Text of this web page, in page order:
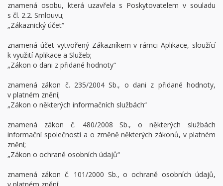
znamená osobu, která uzavřela s Poskytovatelem v souladu
s čl. 2.2. Smlouvu;
„Zákaznický účet“
znamená účet vytvořený Zákazníkem v rámci Aplikace, sloužící
k využití Aplikace a Služeb;
„Zákon o dani z přidané hodnoty“
znamená zákon č. 235/2004 Sb., o dani z přidané hodnoty,
v platném znění;
„Zákon o některých informačních službách“
znamená zákon č. 480/2008 Sb., o některých službách
informační společnosti a o změně některých zákonů, v platném
znění;
„Zákon o ochraně osobních údajů“
znamená zákon č. 101/2000 Sb., o ochraně osobních údajů,